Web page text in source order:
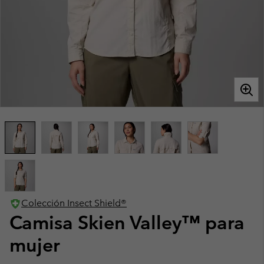
Colección Insect Shield®
Camisa Skien Valley™ para
mujer